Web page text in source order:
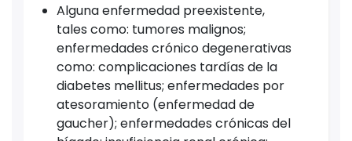
Alguna enfermedad preexistente,
tales como: tumores malignos;
enfermedades crónico degenerativas
como: complicaciones tardías de la
diabetes mellitus; enfermedades por
atesoramiento (enfermedad de
gaucher); enfermedades crónicas del